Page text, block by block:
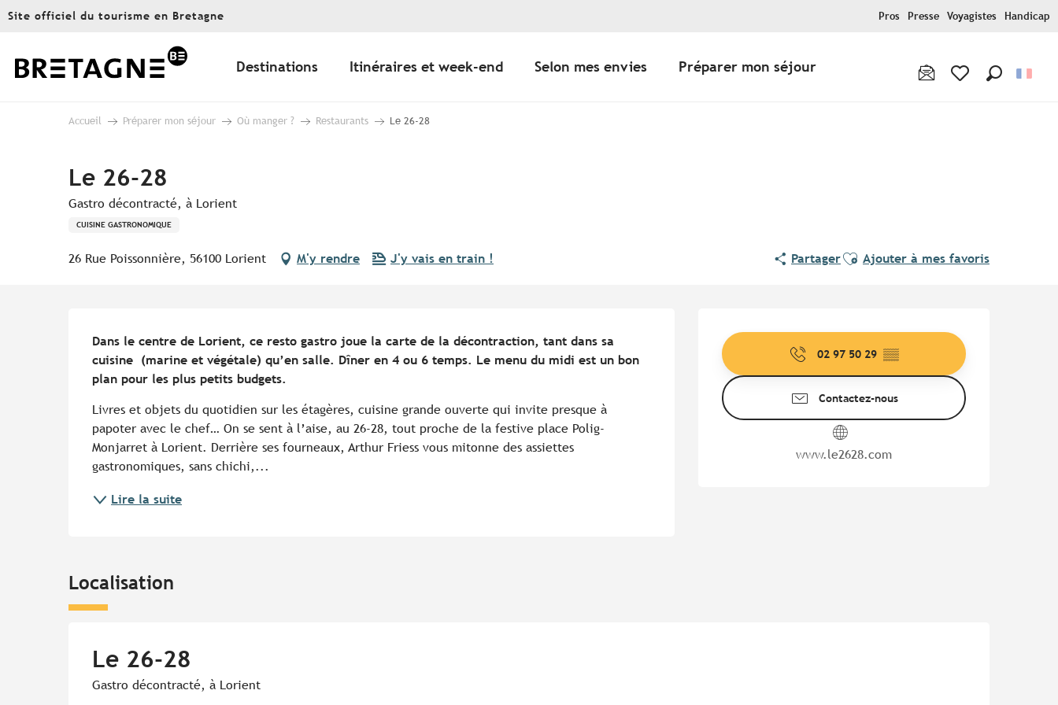
Aller
principal
Site officiel du tourisme en Bretagne Pros Presse Voyagistes Handicap
Destinations Itinéraires et week-end Selon mes envies Préparer mon séjour
Accueil Préparer mon séjour Où manger ? Restaurants Le 26-28
Le 26-28
Gastro décontracté, à Lorient
CUISINE GASTRONOMIQUE
26 Rue Poissonnière, 56100 Lorient M'y rendre J'y vais en train ! PartagerAjouter aux favoris
Ajouter à mes favoris
Ouverture et coordonnées
02 97 50 29 ▒▒
Contactez-nous
www.le2628.com
Dans le centre de Lorient, ce resto gastro joue la carte de la décontraction, tant dans sa
cuisine  (marine et végétale) qu’en salle. Dîner en 4 ou 6 temps. Le menu du midi est un bon
plan pour les plus petits budgets.
Livres et objets du quotidien sur les étagères, cuisine grande ouverte qui invite presque à
papoter avec le chef… On se sent à l’aise, au 26-28, tout proche de la festive place Polig-
Monjarret à Lorient. Derrière ses fourneaux, Arthur Friess vous mitonne des assiettes
gastronomiques, sans chichi,...
Lire la suite
Localisation
Le 26-28
Gastro décontracté, à Lorient